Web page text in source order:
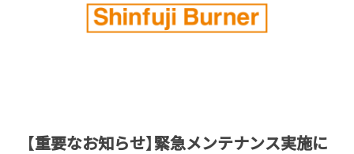
ロウ材
【重要なお知らせ】緊急メンテナンス実施に